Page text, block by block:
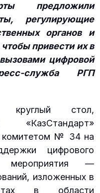
предложили
регулирующие
органов и
привести их в
цифровой
служба РГП
стол,
«КазСтандарт»
комитетом № 34 на
цифрового
мероприятия —
изложенных в
в области